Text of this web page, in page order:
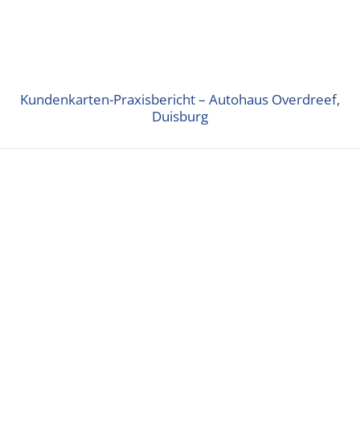
Kundenkarten-Praxisbericht – Autohaus Overdreef,
Duisburg